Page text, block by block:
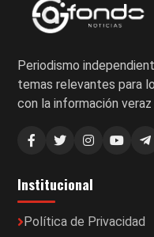
Periodismo
temas relevantes para
con la información
Institucional
Política de Privacidad